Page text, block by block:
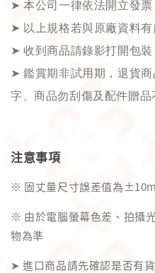
➤ 本公司一律依法開立發票
➤ 以上規格若與原廠資料
➤ 收到商品請錄影打開包
➤ 鑑賞期非試用期，退貨
字、商品勿刮傷及配件贈品
注意事項
※ 固丈量尺寸誤差值為
※ 由於電腦螢幕色差、拍攝
物為準
➤ 進口商品請先確認是否有